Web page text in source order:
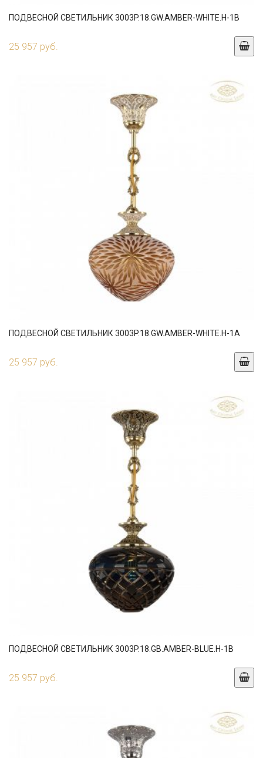
ПОДВЕСНОЙ СВЕТИЛЬНИК 3003P.18.GW.AMBER-WHITE.H-1B
25 957 руб.
ПОДВЕСНОЙ СВЕТИЛЬНИК 3003P.18.GW.AMBER-WHITE.H-1A
25 957 руб.
ПОДВЕСНОЙ СВЕТИЛЬНИК 3003P.18.GB.AMBER-BLUE.H-1B
25 957 руб.